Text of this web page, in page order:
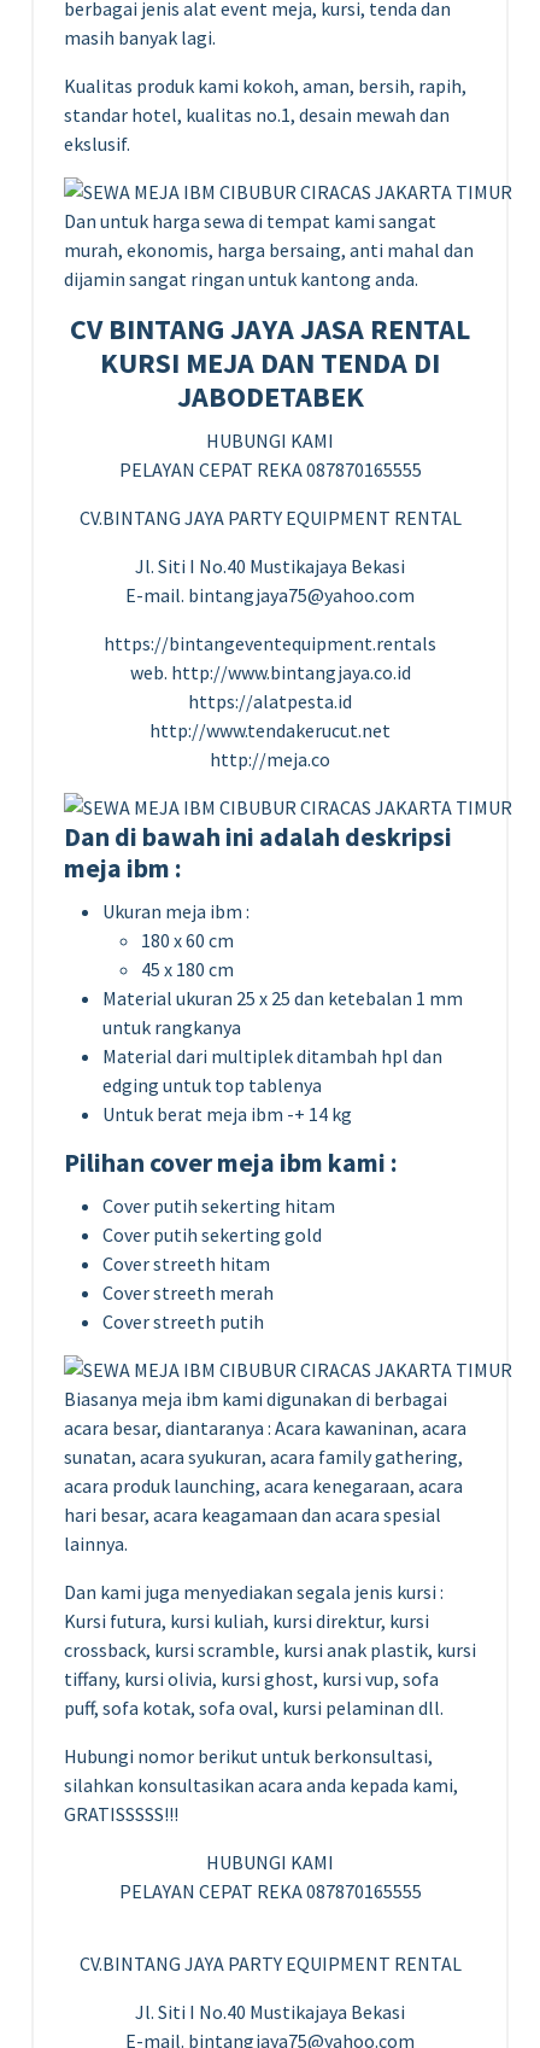
berbagai jenis alat event meja, kursi, tenda dan
masih banyak lagi.
Kualitas produk kami kokoh, aman, bersih, rapih,
standar hotel, kualitas no.1, desain mewah dan
ekslusif.
Dan untuk harga sewa di tempat kami sangat
murah, ekonomis, harga bersaing, anti mahal dan
dijamin sangat ringan untuk kantong anda.
CV BINTANG JAYA JASA RENTAL
KURSI MEJA DAN TENDA DI
JABODETABEK
HUBUNGI KAMI
PELAYAN CEPAT REKA 087870165555
CV.BINTANG JAYA PARTY EQUIPMENT RENTAL
Jl. Siti I No.40 Mustikajaya Bekasi
E-mail. bintangjaya75@yahoo.com
https://bintangeventequipment.rentals
web. http://www.bintangjaya.co.id
https://alatpesta.id
http://www.tendakerucut.net
http://meja.co
Dan di bawah ini adalah deskripsi
meja ibm :
Ukuran meja ibm :
180 x 60 cm
45 x 180 cm
Material ukuran 25 x 25 dan ketebalan 1 mm
untuk rangkanya
Material dari multiplek ditambah hpl dan
edging untuk top tablenya
Untuk berat meja ibm -+ 14 kg
Pilihan cover meja ibm kami :
Cover putih sekerting hitam
Cover putih sekerting gold
Cover streeth hitam
Cover streeth merah
Cover streeth putih
Biasanya meja ibm kami digunakan di berbagai
acara besar, diantaranya : Acara kawaninan, acara
sunatan, acara syukuran, acara family gathering,
acara produk launching, acara kenegaraan, acara
hari besar, acara keagamaan dan acara spesial
lainnya.
Dan kami juga menyediakan segala jenis kursi :
Kursi futura, kursi kuliah, kursi direktur, kursi
crossback, kursi scramble, kursi anak plastik, kursi
tiffany, kursi olivia, kursi ghost, kursi vup, sofa
puff, sofa kotak, sofa oval, kursi pelaminan dll.
Hubungi nomor berikut untuk berkonsultasi,
silahkan konsultasikan acara anda kepada kami,
GRATISSSSS!!!
HUBUNGI KAMI
PELAYAN CEPAT REKA 087870165555
CV.BINTANG JAYA PARTY EQUIPMENT RENTAL
Jl. Siti I No.40 Mustikajaya Bekasi
E-mail. bintangjaya75@yahoo.com